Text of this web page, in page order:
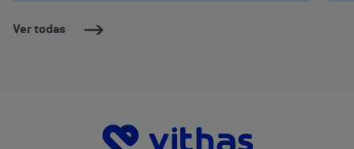
Ver todas